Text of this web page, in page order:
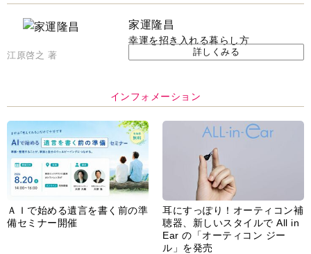
家運隆昌
幸運を招き入れる暮らし方
江原啓之 著 詳しくみる
インフォメーション
ＡＩで始める遺言を書く前の準
備セミナー開催
耳にすっぽり！オーティコン補
聴器、新しいスタイルで All in
Ear の「オーティコン ジー
ル」を発売